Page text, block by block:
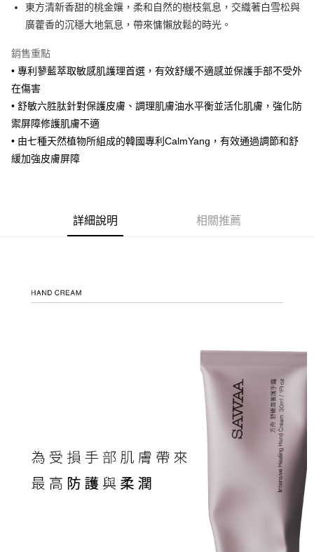
１．於結帳方式選擇「AFTEE先享後付」後，將跳轉至「AFTEE先享後付」
結帳頁面，進行簡訊認證並確認金額後，即可完成結帳。
２．訂單成立數日內，您將收到繳費通知簡訊。
ATM／網路銀行／等多元方式進行付款，方視為交易完成。
※ 請注意：結帳手續完成當下不需立刻繳費，但若您需要取消訂單，請聯絡
購買商品的店家。未經商家同意取消之訂單仍視為有效，需透過AFTEE先享
後付繳納相關費用。
※ 交易是否成功請以「AFTEE先享後付 」之結帳頁面顯示為準，若有關於
是否繳費成功／繳費後需取消欲退款等相關疑問，請聯繫「AFTEE先享後付
【注意事項】
https://aftee.tw/terms/#terms3
３．未成年的使用者請事先徵得法定代理人或監護人之同意方可使用
請求用戶進行身份認證。
付款後全家取貨
每筆NT$70，滿NT$1,800(含以上)免運費
付款後7-11取貨
每筆NT$70，滿NT$1,800(含以上)免運費
7-11取貨(快速到店)
每筆NT$130，滿NT$1,800(含以上)免運費
東方清新香甜的桃金孃，柔和自然的樹枝氣息，交織著白雪松與
廣藿香的沉穩大地氣息，帶來慵懶放鬆的時光。
銷售重點
• 專利蓼藍萃取敏感肌護理首選，有效舒緩不適感並保護手部不受外
在傷害
• 舒敏六胜肽針對保護皮膚、調理肌膚油水平衡並活化肌膚，強化防
禦屏障修護肌膚不適
• 由七種天然植物所組成的韓國專利CalmYang，有效通過調節和舒
緩加強皮膚屏障
詳細說明 相關推薦